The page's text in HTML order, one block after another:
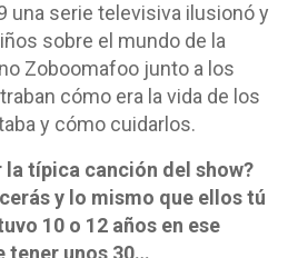
una serie televisiva ilusionó y
sobre el mundo de la
Zoboomafoo junto a los
cómo era la vida de los
y cómo cuidarlos.
la típica canción del show?
y lo mismo que ellos tú
10 o 12 años en ese
tener unos 30…